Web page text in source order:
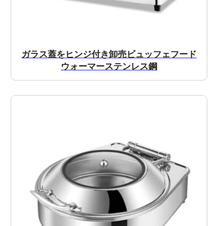
ガラス蓋をヒンジ付き卸売ビュッフェフード
ウォーマーステンレス鋼